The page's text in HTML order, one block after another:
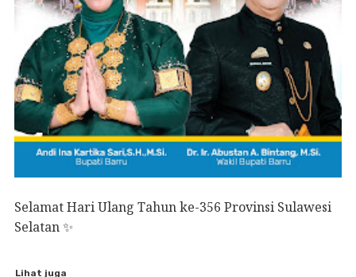
Selamat Hari Ulang Tahun ke-356 Provinsi Sulawesi
Selatan ✨
Lihat juga